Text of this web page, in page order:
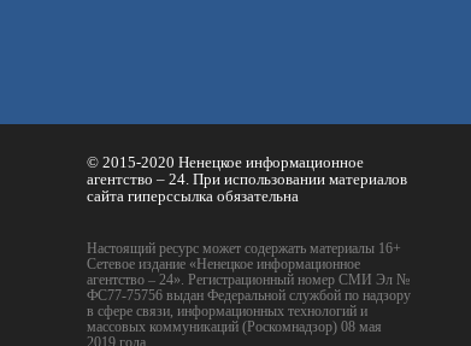
© 2015-2020 Ненецкое информационное
агентство – 24. При использовании материалов
сайта гиперссылка обязательна
Настоящий ресурс может содержать материалы 16+
Сетевое издание «Ненецкое информационное
агентство – 24». Регистрационный номер СМИ Эл №
ФС77-75756 выдан Федеральной службой по надзору
в сфере связи, информационных технологий и
массовых коммуникаций (Роскомнадзор) 08 мая
2019 года.